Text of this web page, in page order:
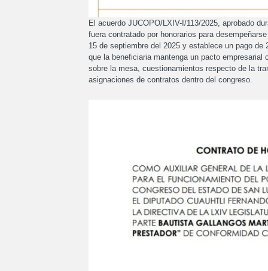
El acuerdo JUCOPO/LXIV-I/113/2025, aprobado
fuera contratado por honorarios para
15 de septiembre del 2025 y establece un pago
que la beneficiaria mantenga un pacto
sobre la mesa, cuestionamientos respecto de la
asignaciones de contratos dentro del congreso.